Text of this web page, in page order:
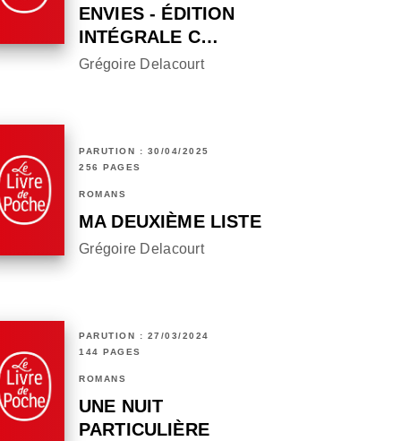
ENVIES - ÉDITION
INTÉGRALE C…
Grégoire Delacourt
PARUTION : 30/04/2025
256 PAGES
ROMANS
MA DEUXIÈME LISTE
Grégoire Delacourt
PARUTION : 27/03/2024
144 PAGES
ROMANS
UNE NUIT
PARTICULIÈRE